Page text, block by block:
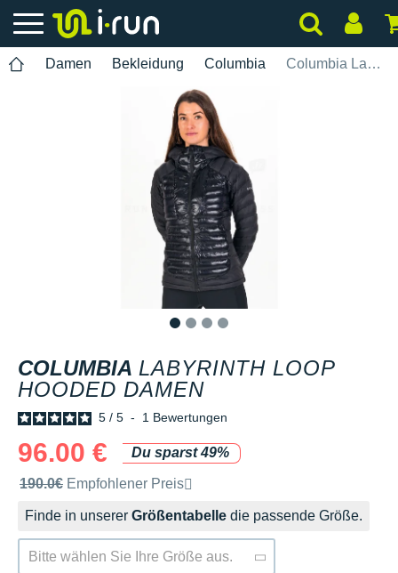
Damen Bekleidung Columbia Columbia Labyrinth Loop Hooded Damen
COLUMBIA LABYRINTH LOOP
HOODED DAMEN
5 / 5 - 1 Bewertungen
96.00 €
Du sparst 49%
Unverbindliche Preisempfehlung der Marke
190.0€ Empfohlener Preis
Finde in unserer Größentabelle die passende Größe.
Bitte wählen Sie Ihre Größe aus.